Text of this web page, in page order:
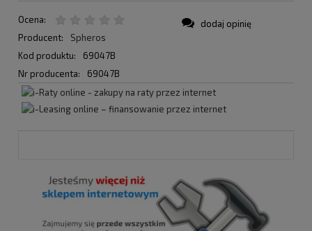
Ocena:
Producent:
Spheros
Kod produktu:
69047B
Nr producenta:
69047B
dodaj opinię